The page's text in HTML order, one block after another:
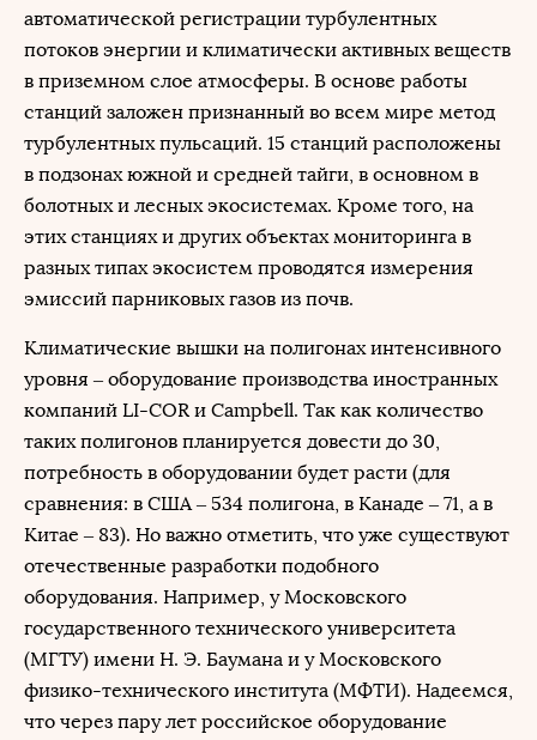
автоматической регистрации турбулентных
потоков энергии и климатически активных веществ
в приземном слое атмосферы. В основе работы
станций заложен признанный во всем мире метод
турбулентных пульсаций. 15 станций расположены
в подзонах южной и средней тайги, в основном в
болотных и лесных экосистемах. Кроме того, на
этих станциях и других объектах мониторинга в
разных типах экосистем проводятся измерения
эмиссий парниковых газов из почв.
Климатические вышки на полигонах интенсивного
уровня – оборудование производства иностранных
компаний LI-COR и Campbell. Так как количество
таких полигонов планируется довести до 30,
потребность в оборудовании будет расти (для
сравнения: в США – 534 полигона, в Канаде – 71, а в
Китае – 83). Но важно отметить, что уже существуют
отечественные разработки подобного
оборудования. Например, у Московского
государственного технического университета
(МГТУ) имени Н. Э. Баумана и у Московского
физико-технического института (МФТИ). Надеемся,
что через пару лет российское оборудование